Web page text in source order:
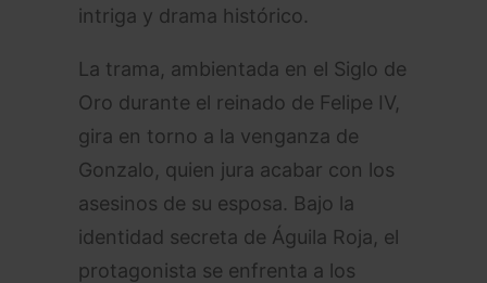
intriga y drama histórico.
La trama, ambientada en el Siglo de
Oro durante el reinado de Felipe IV,
gira en torno a la venganza de
Gonzalo, quien jura acabar con los
asesinos de su esposa. Bajo la
identidad secreta de Águila Roja, el
protagonista se enfrenta a los